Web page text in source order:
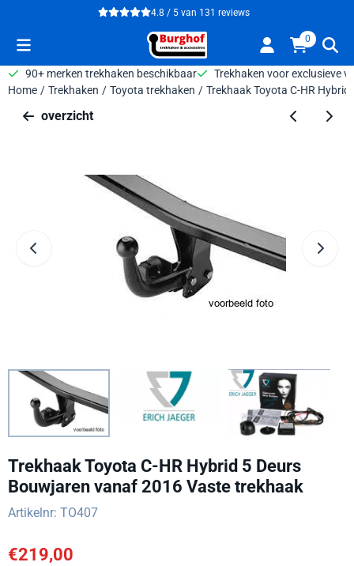
Cookievoorkeuren zijn beschikbaar. Kies instellingen of sta alle
4.8 / 5 van 131 reviews
0
90+ merken trekhaken beschikbaar
Trekhaken voor exclusieve
Home / Trekhaken / Toyota trekhaken / Trekhaak Toyota C-HR
overzicht
Trekhaak Toyota C-HR Hybrid 5 Deurs
Bouwjaren vanaf 2016 Vaste trekhaak
Artikelnr: TO407
€219,00